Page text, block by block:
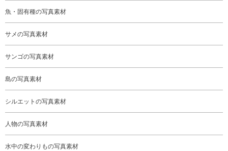
魚・固有種の写真素材
サメの写真素材
サンゴの写真素材
島の写真素材
シルエットの写真素材
人物の写真素材
水中の変わりもの写真素材